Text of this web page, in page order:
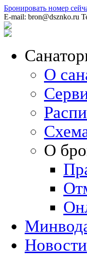
Бронировать номер
E-mail: bron@dsznko.ru
О
О
Новости